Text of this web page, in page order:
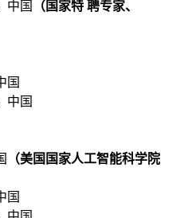
中国
（国家特 聘专家、
国
中国
（美国国家人工智能科学院
国